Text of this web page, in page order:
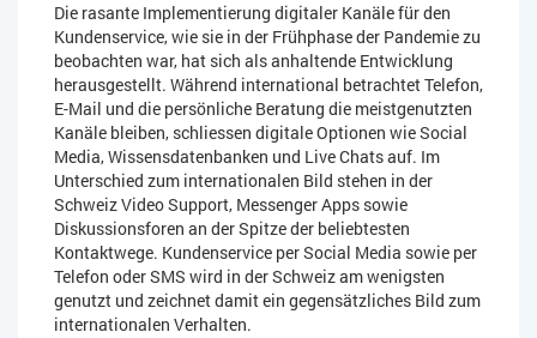
Die rasante Implementierung digitaler Kanäle für den
Kundenservice, wie sie in der Frühphase der Pandemie zu
beobachten war, hat sich als anhaltende Entwicklung
herausgestellt. Während international betrachtet Telefon,
E-Mail und die persönliche Beratung die meistgenutzten
Kanäle bleiben, schliessen digitale Optionen wie Social
Media, Wissensdatenbanken und Live Chats auf. Im
Unterschied zum internationalen Bild stehen in der
Schweiz Video Support, Messenger Apps sowie
Diskussionsforen an der Spitze der beliebtesten
Kontaktwege. Kundenservice per Social Media sowie per
Telefon oder SMS wird in der Schweiz am wenigsten
genutzt und zeichnet damit ein gegensätzliches Bild zum
internationalen Verhalten.